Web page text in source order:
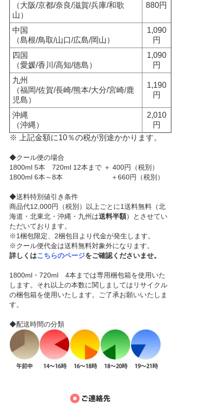
（大阪/京都/奈良/滋賀/兵庫/和歌
山）
880円
中国
（島根/鳥取/山口/広島/岡山）
1,090
円
四国
（愛媛/香川/高知/徳島）
1,090
円
九州
（福岡/佐賀/長崎/熊本/大分/宮崎/鹿
児島）
1,190
円
沖縄
（沖縄）
2,010
円
※ 上記金額に10％の税が別途かかります。
◆クール便の場合
1800ml 5本 720ml 12本まで ＋ 400円（税別）
1800ml 6本～8本 ＋660円（税別）
◆送料特別値引き条件
商品代12,000円（税別）以上ごとに1送料無料（北
海道・北東北・沖縄・九州は送料半額）とさせてい
ただいております。
※1梱包限定、2梱包目より代金が発生します。
※クール便代金は送料無料対象外になります。
詳しくはこちらのページをご確認くださいませ。
1800ml・720ml 4本までは専用梱包箱を使用いた
します。それ以上の本数に関しましてはリサイクル
の梱包箱を使用いたします。ご了承お願いいたしま
す。
◆配送時間の分類